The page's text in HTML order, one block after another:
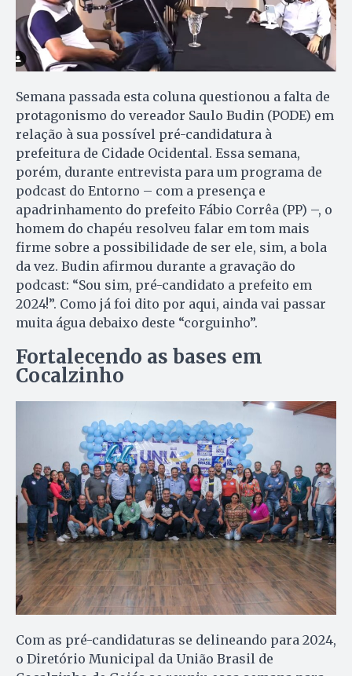
Semana passada esta coluna questionou a falta de
protagonismo do vereador Saulo Budin (PODE) em
relação à sua possível pré-candidatura à
prefeitura de Cidade Ocidental. Essa semana,
porém, durante entrevista para um programa de
podcast do Entorno – com a presença e
apadrinhamento do prefeito Fábio Corrêa (PP) –, o
homem do chapéu resolveu falar em tom mais
firme sobre a possibilidade de ser ele, sim, a bola
da vez. Budin afirmou durante a gravação do
podcast: “Sou sim, pré-candidato a prefeito em
2024!”. Como já foi dito por aqui, ainda vai passar
muita água debaixo deste “corguinho”.
Fortalecendo as bases em
Cocalzinho
Com as pré-candidaturas se delineando para 2024,
o Diretório Municipal da União Brasil de